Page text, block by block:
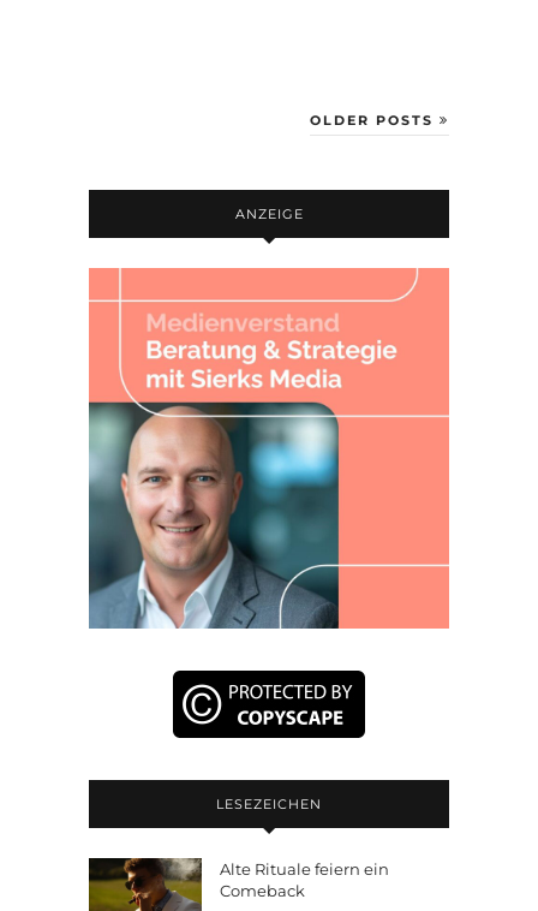
OLDER POSTS
ANZEIGE
LESEZEICHEN
Alte Rituale feiern ein
Comeback